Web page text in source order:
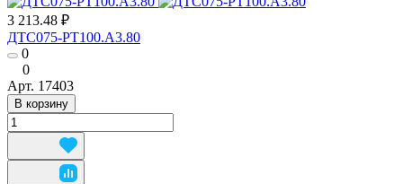
3 213.48 ₽
ДТС075-РТ100.А3.80
0
0
Арт. 17403
В корзину